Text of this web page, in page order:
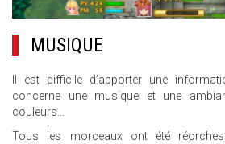
MUSIQUE
Il est difficile d’apporter une
concerne une musique et une
couleurs…
Tous les morceaux ont été